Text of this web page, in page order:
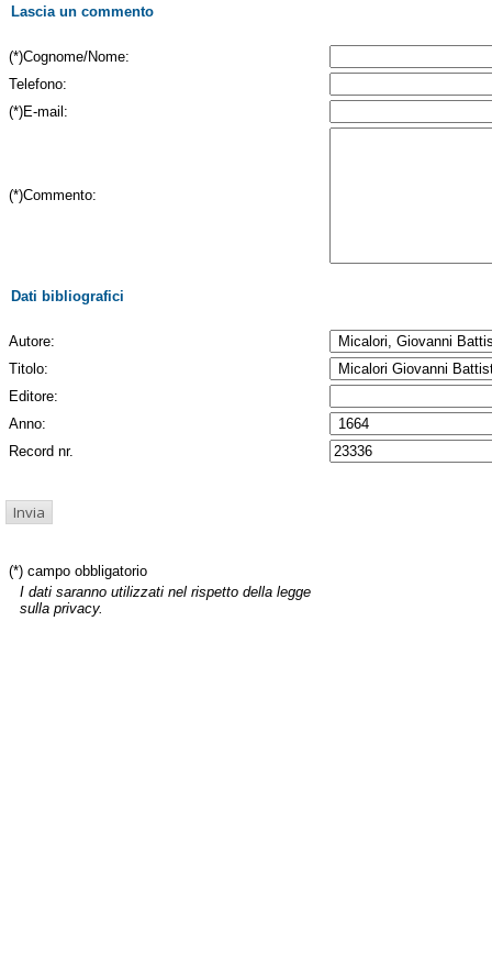
Lascia un commento
(*)Cognome/Nome:
Telefono:
(*)E-mail:
(*)Commento:
Dati bibliografici
Autore:
Titolo:
Editore:
Anno:
Record nr.
(*) campo obbligatorio
I dati saranno utilizzati nel rispetto della legge
sulla privacy.